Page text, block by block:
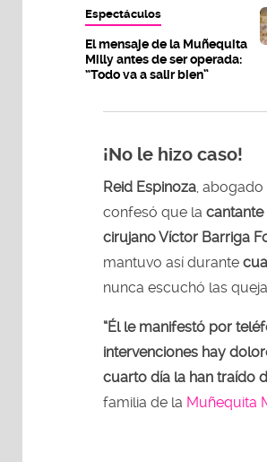
Espectáculos
El mensaje de la Muñequita
Milly antes de ser operada:
“Todo va a salir bien”
¡No le hizo caso!
Reid Espinoza ,
confesó que la cantante
cirujano Víctor Barriga
mantuvo así durante
nunca escuchó las
“Él le manifestó por
intervenciones hay
cuarto día la han traído
familia de la Muñequita